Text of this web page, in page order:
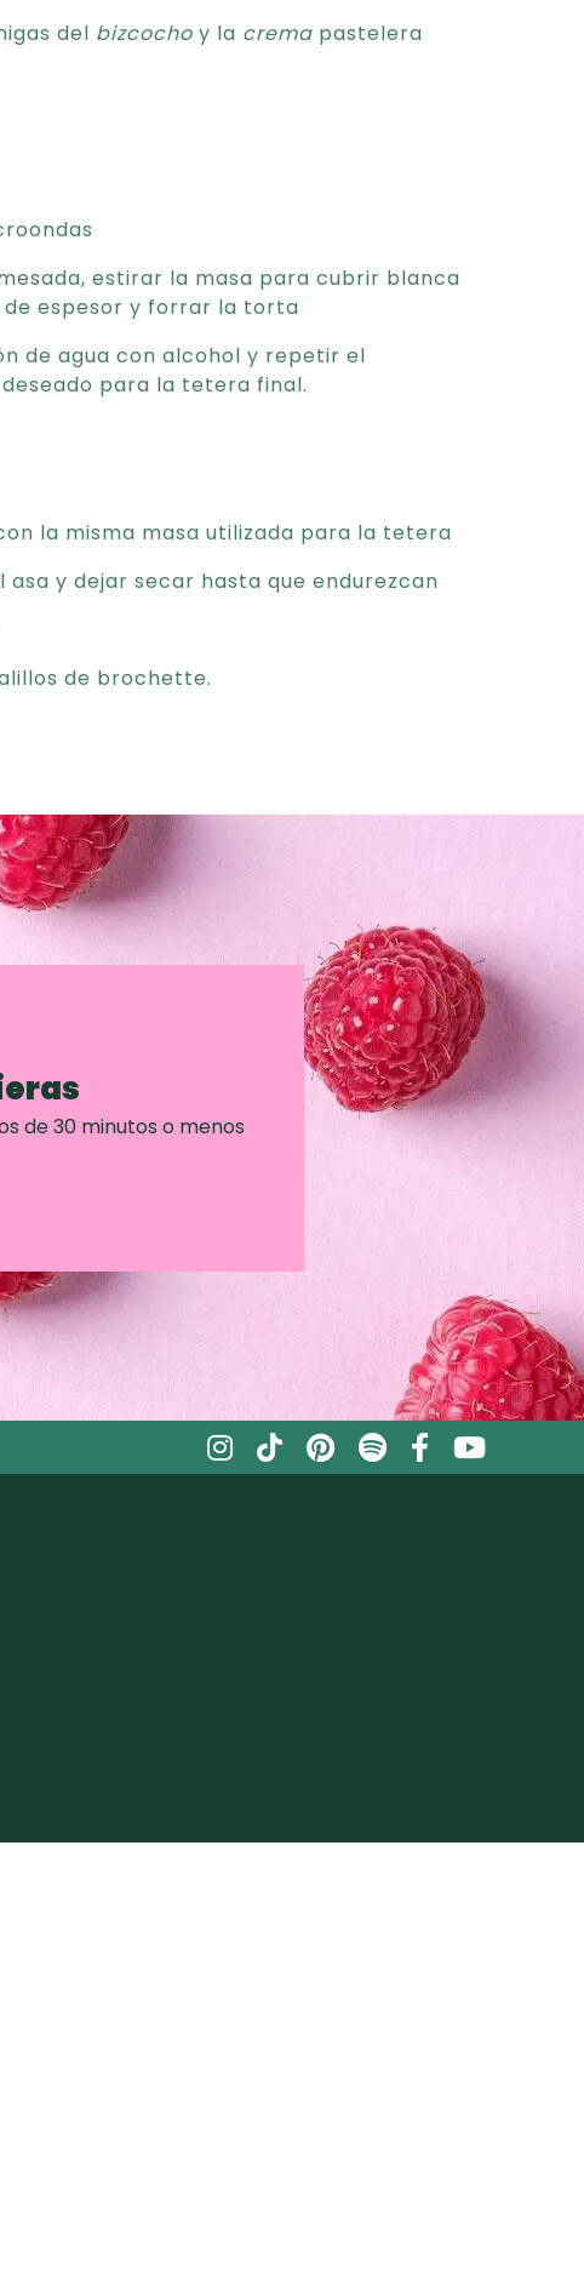
del bizcocho y la crema pastelera
estirar la masa para cubrir blanca
espesor y forrar la torta
de agua con alcohol y repetir el
para la tetera final.
la misma masa utilizada para la tetera
y dejar secar hasta que endurezcan
de brochette.
de 30 minutos o menos